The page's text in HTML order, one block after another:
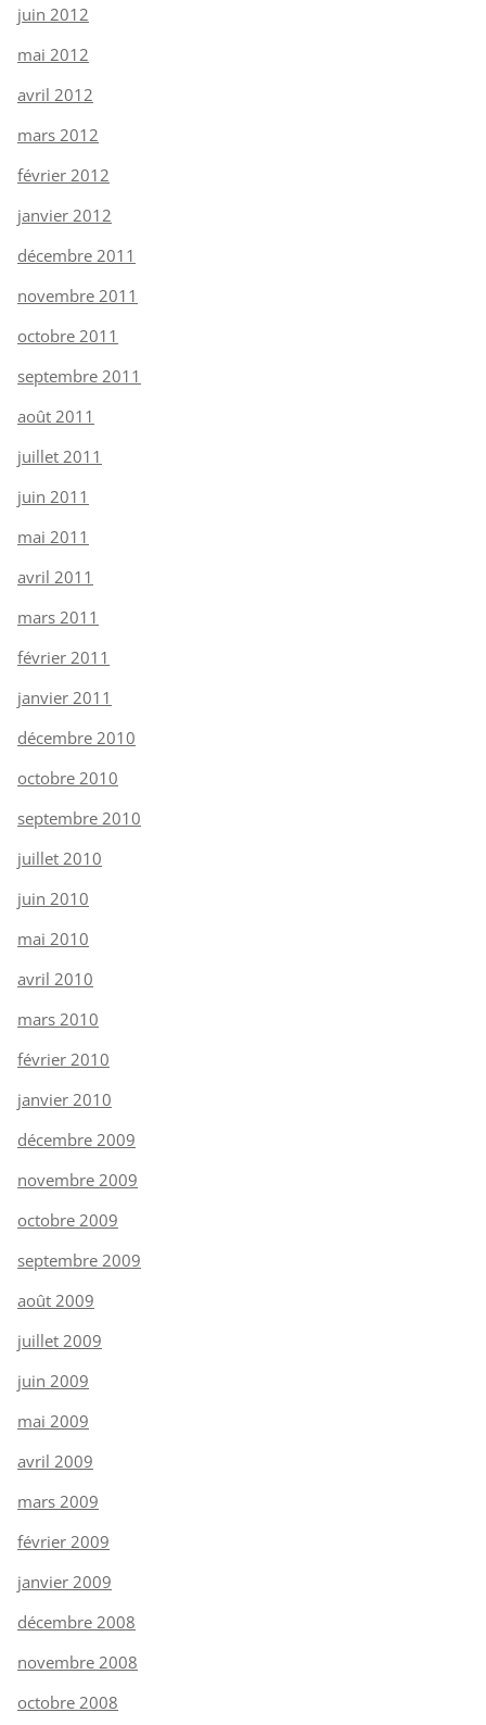
juin 2012
mai 2012
avril 2012
mars 2012
février 2012
janvier 2012
décembre 2011
novembre 2011
octobre 2011
septembre 2011
août 2011
juillet 2011
juin 2011
mai 2011
avril 2011
mars 2011
février 2011
janvier 2011
décembre 2010
octobre 2010
septembre 2010
juillet 2010
juin 2010
mai 2010
avril 2010
mars 2010
février 2010
janvier 2010
décembre 2009
novembre 2009
octobre 2009
septembre 2009
août 2009
juillet 2009
juin 2009
mai 2009
avril 2009
mars 2009
février 2009
janvier 2009
décembre 2008
novembre 2008
octobre 2008